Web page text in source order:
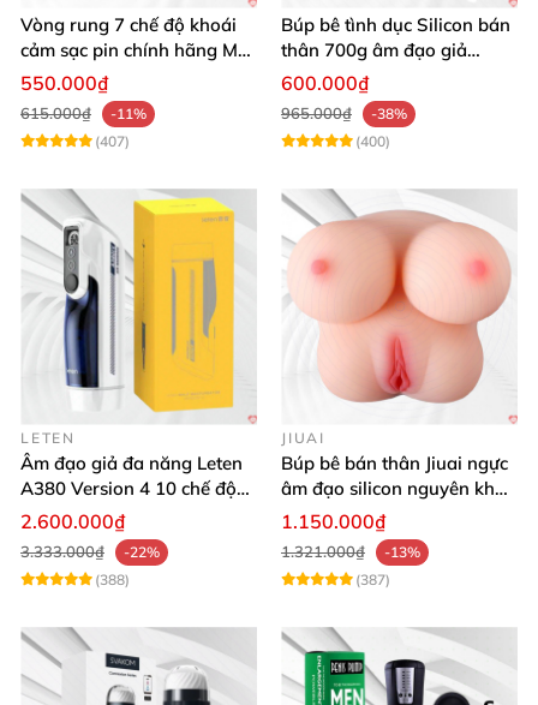
Vòng rung 7 chế độ khoái
cảm sạc pin chính hãng Mỹ
cực phê
550.000₫
615.000₫
-11%
(407)
Búp bê tình dục Silicon bán
thân 700g âm đạo giả
nguyên khối giống thật
600.000₫
965.000₫
-38%
(400)
LETEN
Âm đạo giả đa năng Leten
A380 Version 4 10 chế độ
bú mút sục
2.600.000₫
3.333.000₫
-22%
(388)
JIUAI
Búp bê bán thân Jiuai ngực
âm đạo silicon nguyên khối
cao cấp
1.150.000₫
1.321.000₫
-13%
(387)